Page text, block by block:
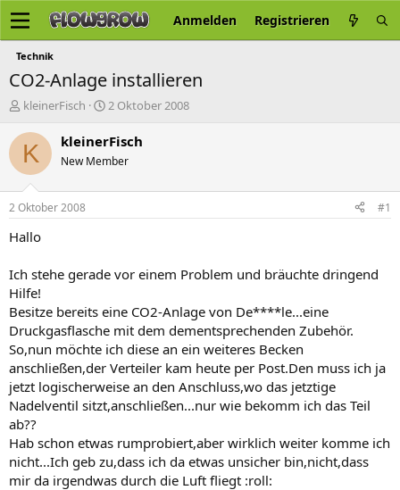
Anmelden Registrieren
Technik
CO2-Anlage installieren
E
s
l
e
r
kleinerFisch
E
s
e
t
2 Oktober 2008
K kleinerFisch
New Member
2 Oktober 2008 #1
Hallo
Ich stehe gerade vor einem Problem und bräuchte dringend
Hilfe!
Besitze bereits eine CO2-Anlage von De****le...eine
Druckgasflasche mit dem dementsprechenden Zubehör.
So,nun möchte ich diese an ein weiteres Becken
anschließen,der Verteiler kam heute per Post.Den muss ich ja
jetzt logischerweise an den Anschluss,wo das jetztige
Nadelventil sitzt,anschließen...nur wie bekomm ich das Teil
ab??
Hab schon etwas rumprobiert,aber wirklich weiter komme ich
nicht...Ich geb zu,dass ich da etwas unsicher bin,nicht,dass
mir da irgendwas durch die Luft fliegt :roll: